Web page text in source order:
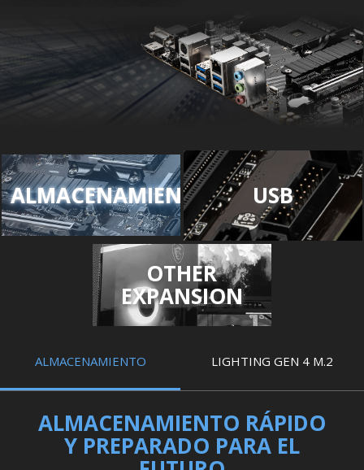
ALMACENAMIENTO USB
OTHER
EXPANSION
ALMACENAMIENTO LIGHTING GEN 4 M.2
ALMACENAMIENTO RÁPIDO
Y PREPARADO PARA EL